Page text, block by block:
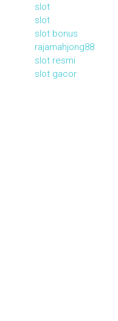
slot
slot
slot bonus
rajamahjong88
slot resmi
slot gacor